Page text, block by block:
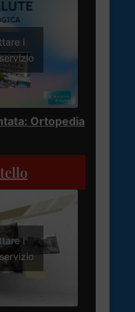
i
Ortopedia
i